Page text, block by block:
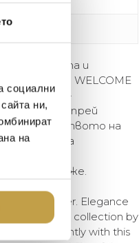
социални
ни,
на
7,5 x H 20 cm
и
колекция WELCOME
на най-
удобен спрей
благородството на
се, за да
за мъже.
with Trigger. Elegance
WELCOME collection by
instantly with this